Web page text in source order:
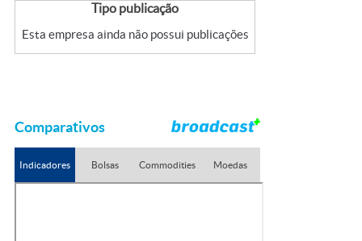
Tipo publicação
Esta empresa ainda não possui publicações
Comparativos
Indicadores Bolsas Commodities Moedas